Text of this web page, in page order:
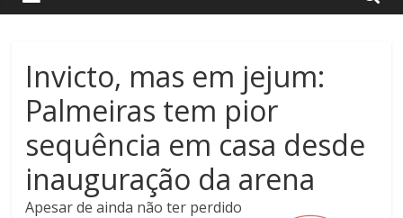
Amador
do
Noroeste
Paraná
Invicto, mas em jejum:
Palmeiras tem pior
sequência em casa desde
inauguração da arena
Apesar de ainda não ter perdido